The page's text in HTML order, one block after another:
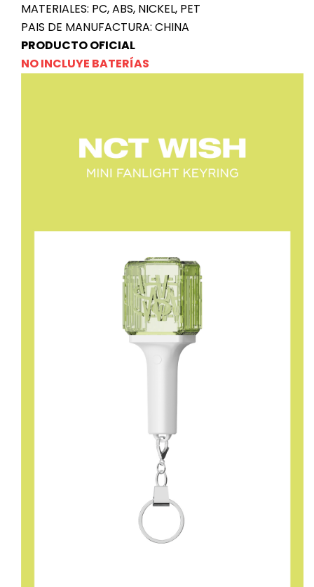
MATERIALES: PC, ABS, NICKEL, PET
PAIS DE MANUFACTURA: CHINA
PRODUCTO OFICIAL
NO INCLUYE BATERÍAS